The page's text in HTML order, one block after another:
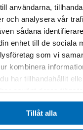
användarna,
och analysera vår
sådana
enhet till de sociala
som vi
kombinera
har tillhandahållit
Tillåt alla